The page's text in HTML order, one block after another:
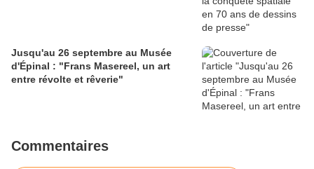
Jusqu'au 26 septembre au Musée
d'Épinal : "Frans Masereel, un art
entre révolte et rêverie"
Commentaires